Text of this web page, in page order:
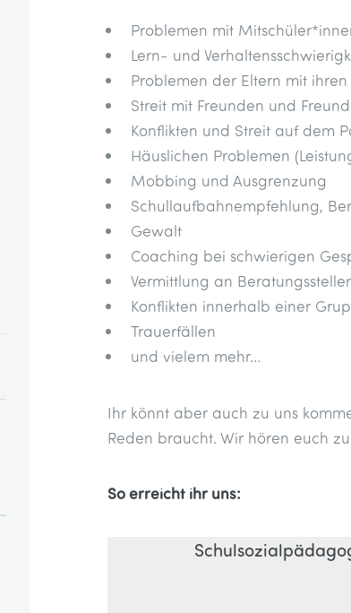
Problemen mit
Lern- und
Problemen der Eltern mit
Streit mit Freunden und
Konflikten und Streit auf dem
Häuslichen Problemen
Mobbing und Ausgrenzung
Schullaufbahnempfehlung,
Gewalt
Coaching bei schwierigen
Vermittlung an
Konflikten innerhalb einer
Trauerfällen
und vielem mehr…
Ihr könnt aber auch zu uns
Reden braucht. Wir hören euch
So erreicht ihr uns: